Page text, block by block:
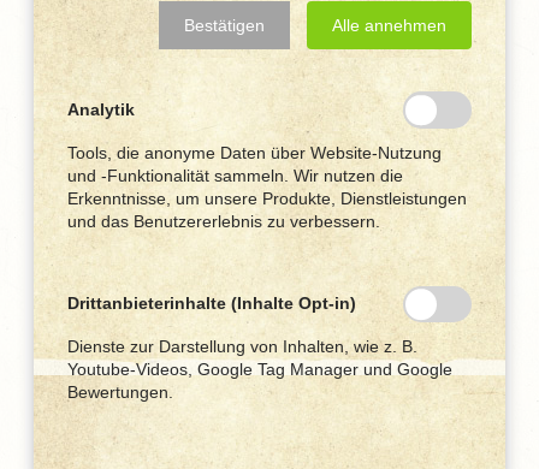
Anmelden
Passwort vergessen?
Falls Sie noch kein Kundenkonto haben,
dann
Jetzt registrieren
Kommentare (4)
23.02.2025
friede.steinmann@googlemail.com
Ansteckbienchen
für gedrehte Bienenwachskerzen
✓ schöne Dekoration
0,60€ zzgl. Versand
Details sehen
Auf Lager
Jubiläums-Aktion
für 50 Jahre Treue
50 Jahre = 50% Rabatt
Mein Lieblingshonig (500 g)
statt 10,– EUR nur 5,– EUR
Jetzt bestellen
*Nur solange der Vorrat reicht.
Bestätigen Alle annehmen
Analytik
Tools, die anonyme Daten über Website-Nutzung
und -Funktionalität sammeln. Wir nutzen die
Erkenntnisse, um unsere Produkte, Dienstleistungen
und das Benutzererlebnis zu verbessern.
Drittanbieterinhalte (Inhalte Opt-in)
Dienste zur Darstellung von Inhalten, wie z. B.
Youtube-Videos, Google Tag Manager und Google
Bewertungen.